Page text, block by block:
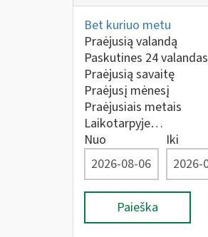
Bet kuriuo metu
Praėjusią valandą
Paskutines 24 valandas
Praėjusią savaitę
Praėjusį mėnesį
Praėjusiais metais
Laikotarpyje…
Nuo
Iki
Paieška